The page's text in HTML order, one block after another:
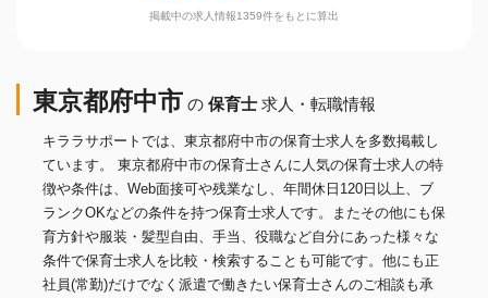
掲載中の求人情報1359件をもとに算出
東京都府中市 の 保育士 求人・転職情報
キララサポートでは、東京都府中市の保育士求人を多数掲載し
ています。 東京都府中市の保育士さんに人気の保育士求人の特
徴や条件は、Web面接可や残業なし、年間休日120日以上、ブ
ランクOKなどの条件を持つ保育士求人です。またその他にも保
育方針や服装・髪型自由、手当、役職など自分にあった様々な
条件で保育士求人を比較・検索することも可能です。他にも正
社員(常勤)だけでなく派遣で働きたい保育士さんのご相談も承